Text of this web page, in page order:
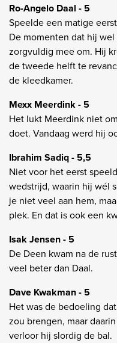
Ro-Angelo Daal - 5
Speelde een matige
De momenten dat hij
zorgvuldig mee om. Hij
de tweede helft te
de kleedkamer.
Mexx Meerdink - 5
Het lukt Meerdink niet
doet. Vandaag werd hij
Ibrahim Sadiq - 5,5
Niet voor het eerst
wedstrijd, waarin hij wél
je niet veel aan hem,
plek. En dat is ook een
Isak Jensen - 5
De Deen kwam na de
veel beter dan Daal.
Dave Kwakman - 5
Het was de bedoeling
zou brengen, maar
verloor hij slordig de bal.